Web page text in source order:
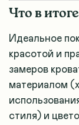
Что в
Идеальное
красотой и
замеров
материалом
стиля) и